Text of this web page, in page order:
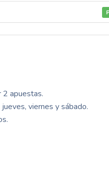
2 apuestas.
viernes y sábado.